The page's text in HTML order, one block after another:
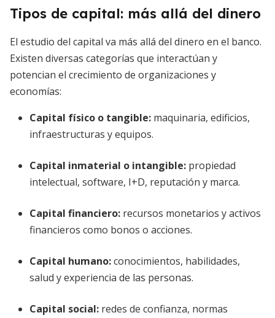
Tipos de capital: más allá del dinero
El estudio del capital va más allá del dinero en el banco.
Existen diversas categorías que interactúan y
potencian el crecimiento de organizaciones y
economías:
Capital físico o tangible: maquinaria, edificios,
infraestructuras y equipos.
Capital inmaterial o intangible: propiedad
intelectual, software, I+D, reputación y marca.
Capital financiero: recursos monetarios y activos
financieros como bonos o acciones.
Capital humano:conocimientos, habilidades,
salud y experiencia de las personas.
Capital social: redes de confianza, normas